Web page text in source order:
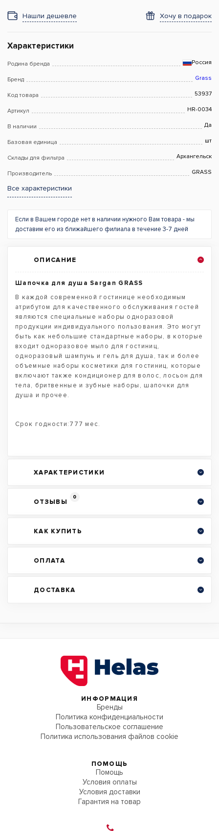
Нашли дешевле Хочу в подарок
Характеристики
Родина бренда Россия
Бренд Grass
Код товара 53937
Артикул HR-0034
В наличии Да
Базовая единица шт
Склады для фильтра Архангельск
Производитель GRASS
Все характеристики
Если в Вашем городе нет в наличии нужного Вам товара - мы
доставим его из ближайшего филиала в течение 3-7 дней
ОПИСАНИЕ
Шапочка для душа Sargan GRASS
В каждой современной гостинице необходимым
атрибутом для качественного обслуживания гостей
являются специальные наборы одноразовой
продукции индивидуального пользования. Это могут
быть как небольшие стандартные наборы, в которые
входит одноразовое мыло для гостиниц,
одноразовый шампунь и гель для душа, так и более
объемные наборы косметики для гостиниц, которые
включают также кондиционер для волос, лосьон для
тела, бритвенные и зубные наборы, шапочки для
душа и прочее.
Срок годности:777 мес.
ХАРАКТЕРИСТИКИ
ОТЗЫВЫ
0
КАК КУПИТЬ
ОПЛАТА
ДОСТАВКА
ИНФОРМАЦИЯ
Бренды
Политика конфиденциальности
Пользовательское соглашение
Политика использования файлов cookie
ПОМОЩЬ
Помощь
Условия оплаты
Условия доставки
Гарантия на товар